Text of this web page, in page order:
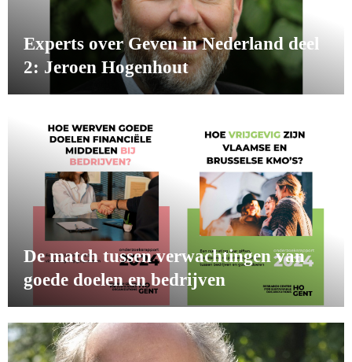
Experts over Geven in Nederland deel
2: Jeroen Hogenhout
De match tussen verwachtingen van
goede doelen en bedrijven